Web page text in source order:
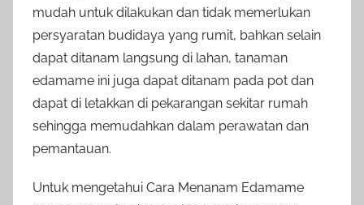
mudah untuk dilakukan dan tidak memerlukan
persyaratan budidaya yang rumit, bahkan selain
dapat ditanam langsung di lahan, tanaman
edamame ini juga dapat ditanam pada pot dan
dapat di letakkan di pekarangan sekitar rumah
sehingga memudahkan dalam perawatan dan
pemantauan.
Untuk mengetahui Cara Menanam Edamame